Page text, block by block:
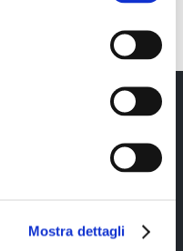
Mostra dettagli